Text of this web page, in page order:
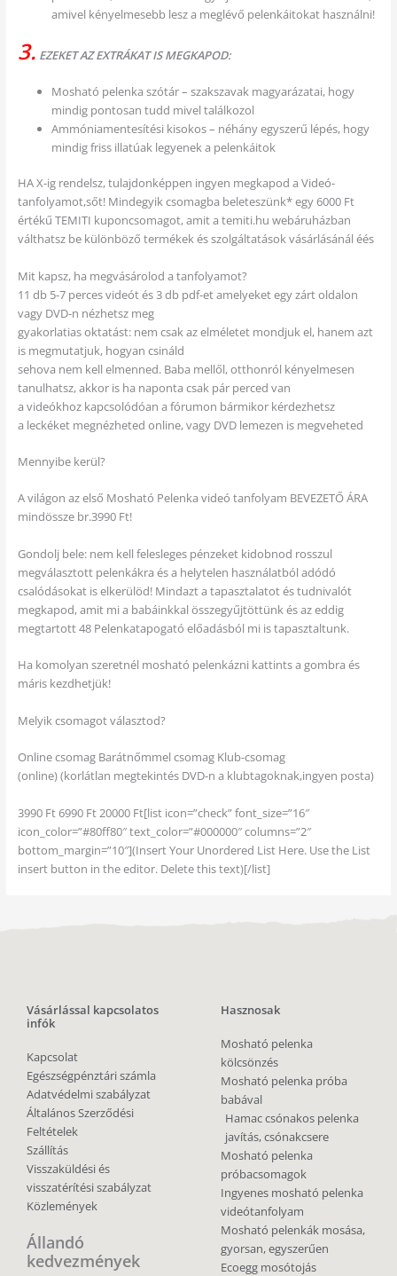
amivel kényelmesebb lesz a meglévő pelenkáitokat használni!
3. EZEKET AZ EXTRÁKAT IS MEGKAPOD:
Mosható pelenka szótár – szakszavak magyarázatai, hogy
mindig pontosan tudd mivel találkozol
Ammóniamentesítési kisokos – néhány egyszerű lépés, hogy
mindig friss illatúak legyenek a pelenkáitok
HA X-ig rendelsz, tulajdonképpen ingyen megkapod a Videó-
tanfolyamot,sőt! Mindegyik csomagba beleteszünk* egy 6000 Ft
értékű TEMITI kuponcsomagot, amit a temiti.hu webáruházban
válthatsz be különböző termékek és szolgáltatások vásárlásánál éés
Mit kapsz, ha megvásárolod a tanfolyamot?
11 db 5-7 perces videót és 3 db pdf-et amelyeket egy zárt oldalon
vagy DVD-n nézhetsz meg
gyakorlatias oktatást: nem csak az elméletet mondjuk el, hanem azt
is megmutatjuk, hogyan csináld
sehova nem kell elmenned. Baba mellől, otthonról kényelmesen
tanulhatsz, akkor is ha naponta csak pár perced van
a videókhoz kapcsolódóan a fórumon bármikor kérdezhetsz
a leckéket megnézheted online, vagy DVD lemezen is megveheted
Mennyibe kerül?
A világon az első Mosható Pelenka videó tanfolyam BEVEZETŐ ÁRA
mindössze br.3990 Ft!
Gondolj bele: nem kell felesleges pénzeket kidobnod rosszul
megválasztott pelenkákra és a helytelen használatból adódó
csalódásokat is elkerülöd! Mindazt a tapasztalatot és tudnivalót
megkapod, amit mi a babáinkkal összegyűjtöttünk és az eddig
megtartott 48 Pelenkatapogató előadásból mi is tapasztaltunk.
Ha komolyan szeretnél mosható pelenkázni kattints a gombra és
máris kezdhetjük!
Melyik csomagot választod?
Online csomag Barátnőmmel csomag Klub-csomag
(online) (korlátlan megtekintés DVD-n a klubtagoknak,ingyen posta)
3990 Ft 6990 Ft 20000 Ft[list icon=”check” font_size=”16″
icon_color=”#80ff80″ text_color=”#000000″ columns=”2″
bottom_margin=”10″](Insert Your Unordered List Here. Use the List
insert button in the editor. Delete this text)[/list]
Vásárlással kapcsolatos
infók
Kapcsolat
Egészségpénztári számla
Adatvédelmi szabályzat
Általános Szerződési
Feltételek
Szállítás
Visszaküldési és
visszatérítési szabályzat
Közlemények
Állandó
kedvezmények
Hasznosak
Mosható pelenka
kölcsönzés
Mosható pelenka próba
babával
Hamac csónakos pelenka
javítás, csónakcsere
Mosható pelenka
próbacsomagok
Ingyenes mosható pelenka
videótanfolyam
Mosható pelenkák mosása,
gyorsan, egyszerűen
Ecoegg mosótojás